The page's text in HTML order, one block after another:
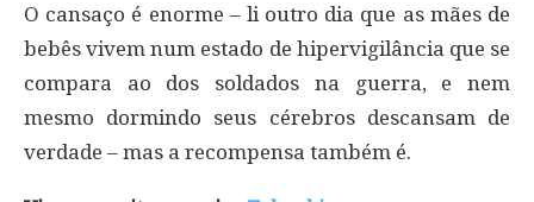
O cansaço é enorme – li outro dia que as mães de
bebês vivem num estado de hipervigilância que se
compara ao dos soldados na guerra, e nem
mesmo dormindo seus cérebros descansam de
verdade – mas a recompensa também é.